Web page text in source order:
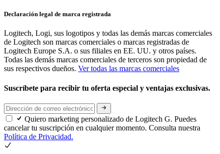
Declaración legal de marca registrada
Logitech, Logi, sus logotipos y todas las demás marcas comerciales
de Logitech son marcas comerciales o marcas registradas de
Logitech Europe S.A. o sus filiales en EE. UU. y otros países.
Todas las demás marcas comerciales de terceros son propiedad de
sus respectivos dueños. Ver todas las marcas comerciales
Suscríbete para recibir tu oferta especial y ventajas exclusivas.
Quiero marketing personalizado de Logitech G. Puedes
cancelar tu suscripción en cualquier momento. Consulta nuestra
Política de Privacidad.